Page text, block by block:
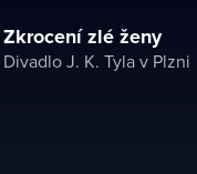
Zkrocení zlé ženy
Divadlo J. K. Tyla v Plzni